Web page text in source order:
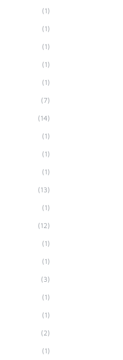
(1)
(1)
(1)
(1)
(1)
(7)
(14)
(1)
(1)
(1)
(13)
(1)
(12)
(1)
(1)
(3)
(1)
(1)
(2)
(1)